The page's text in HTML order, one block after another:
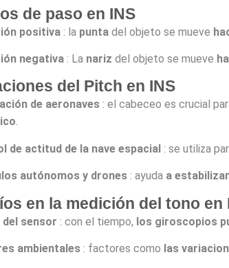
de paso en INS
positiva : la punta del objeto se mueve
negativa : La nariz del objeto se mueve
del Pitch en INS
de aeronaves : el cabeceo es crucial
.
de actitud de la nave espacial : se utiliza
autónomos y drones : ayuda a
en la medición del tono en
del sensor : con el tiempo, los giroscopios
ambientales : factores como las